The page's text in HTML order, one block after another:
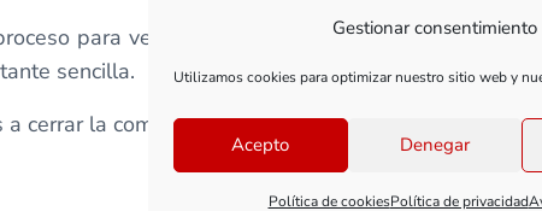
Gestionar consentimiento
Utilizamos cookies para optimizar nuestro sitio web y
Acepto Denegar
Política de cookiesPolítica de privacidad
para ver cómo instalar un decoder en el Iryo,
sencilla.
a cerrar la composición para poder probarla y